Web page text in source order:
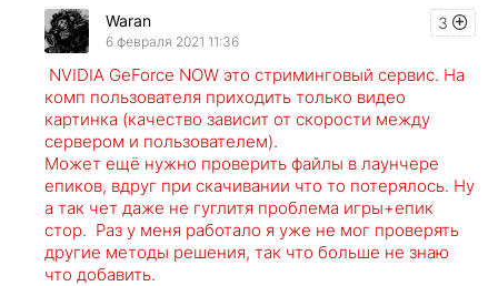
3
Waran
6 февраля 2021 11:36
NVIDIA GeForce NOW это стриминговый сервис. На
комп пользователя приходить только видео
картинка (качество зависит от скорости между
сервером и пользователем).
Может ещё нужно проверить файлы в лаунчере
епиков, вдруг при скачивании что то потерялось. Ну
а так чет даже не гуглитя проблема игры+епик
стор. Раз у меня работало я уже не мог проверять
другие методы решения, так что больше не знаю
что добавить.